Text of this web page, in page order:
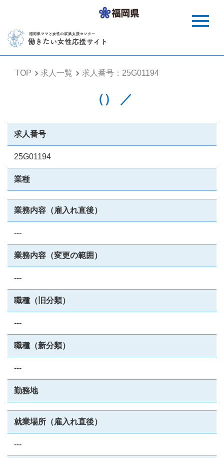
TOP 求人一覧 求人番号：25G01194
（） ／
求人番号
25G01194
業種
業務内容（雇入れ直後）
---
業務内容（変更の範囲）
---
職種（旧分類）
---
職種（新分類）
---
勤務地
就業場所（雇入れ直後）
---